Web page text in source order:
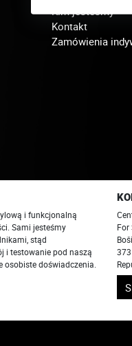
Kim jesteśmy
Kontakt
Zamówienia
i funkcjonalną
Sami jesteśmy
stąd
i testowanie pod naszą
doświadczenia.
For